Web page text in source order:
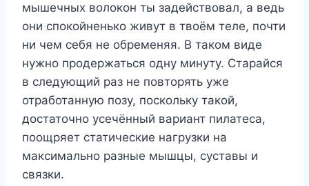
мышечных волокон ты задействовал, а ведь
они спокойненько живут в твоём теле, почти
ни чем себя не обременяя. В таком виде
нужно продержаться одну минуту. Старайся
в следующий раз не повторять уже
отработанную позу, поскольку такой,
достаточно усечённый вариант пилатеса,
поощряет статические нагрузки на
максимально разные мышцы, суставы и
связки.